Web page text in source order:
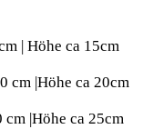
| Höhe ca 15cm
cm |Höhe ca 20cm
cm |Höhe ca 25cm